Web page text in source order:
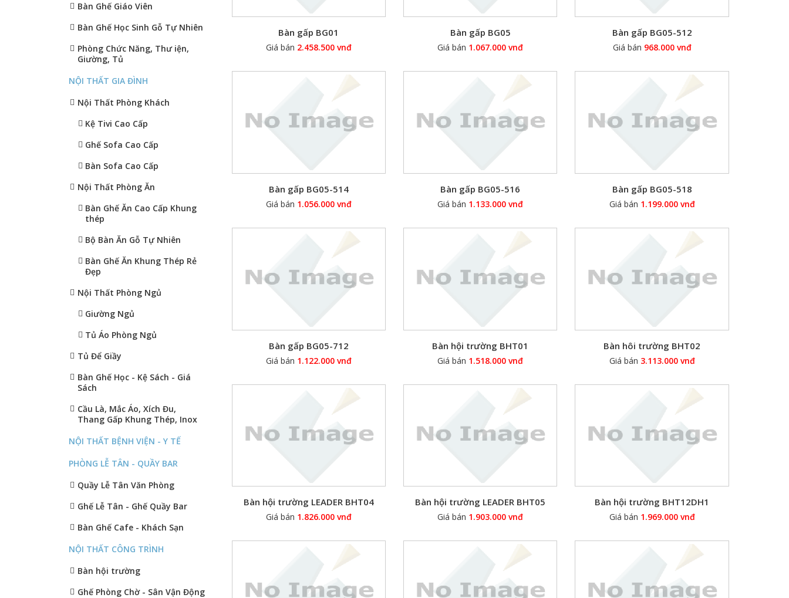
Bàn gấp BG01
Giá bán 2.458.500 vnđ
Bàn gấp BG05
Giá bán 1.067.000 vnđ
Bàn gấp BG05-512
Giá bán 968.000 vnđ
Bàn gấp BG05-514
Giá bán 1.056.000 vnđ
Bàn gấp BG05-516
Giá bán 1.133.000 vnđ
Bàn gấp BG05-518
Giá bán 1.199.000 vnđ
Bàn gấp BG05-712
Giá bán 1.122.000 vnđ
Bàn hội trường BHT01
Giá bán 1.518.000 vnđ
Bàn hôi trường BHT02
Giá bán 3.113.000 vnđ
Bàn hội trường LEADER BHT04
Giá bán 1.826.000 vnđ
Bàn hội trường LEADER BHT05
Giá bán 1.903.000 vnđ
Bàn hội trường BHT12DH1
Giá bán 1.969.000 vnđ
Bàn Ghế Giáo Viên
Bàn Ghế Học Sinh Gỗ Tự Nhiên
Phòng Chức Năng, Thư iện,
Giường, Tủ
NỘI THẤT GIA ĐÌNH
Nội Thất Phòng Khách
Kệ Tivi Cao Cấp
Ghế Sofa Cao Cấp
Bàn Sofa Cao Cấp
Nội Thất Phòng Ăn
Bàn Ghế Ăn Cao Cấp Khung
thép
Bộ Bàn Ăn Gỗ Tự Nhiên
Bàn Ghế Ăn Khung Thép Rẻ
Đẹp
Nội Thất Phòng Ngủ
Giường Ngủ
Tủ Áo Phòng Ngủ
Tủ Để Giầy
Bàn Ghế Học - Kệ Sách - Giá
Sách
Cầu Là, Mắc Áo, Xích Đu,
Thang Gấp Khung Thép, Inox
NỘI THẤT BỆNH VIỆN - Y TẾ
PHÒNG LỄ TÂN - QUẦY BAR
Quầy Lễ Tân Văn Phòng
Ghế Lễ Tân - Ghế Quầy Bar
Bàn Ghế Cafe - Khách Sạn
NỘI THẤT CÔNG TRÌNH
Bàn hội trường
Ghế Phòng Chờ - Sân Vận Động